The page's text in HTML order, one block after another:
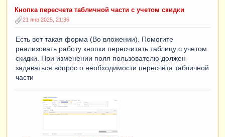
Кнопка пересчета табличной части с учетом скидки
21 янв 2025, 21:36
Есть вот такая форма (Во вложении). Помогите
реализовать работу кнопки пересчитать таблицу с учетом
скидки. При изменении поля пользователю должен
задаваться вопрос о необходимости пересчёта табличной
части